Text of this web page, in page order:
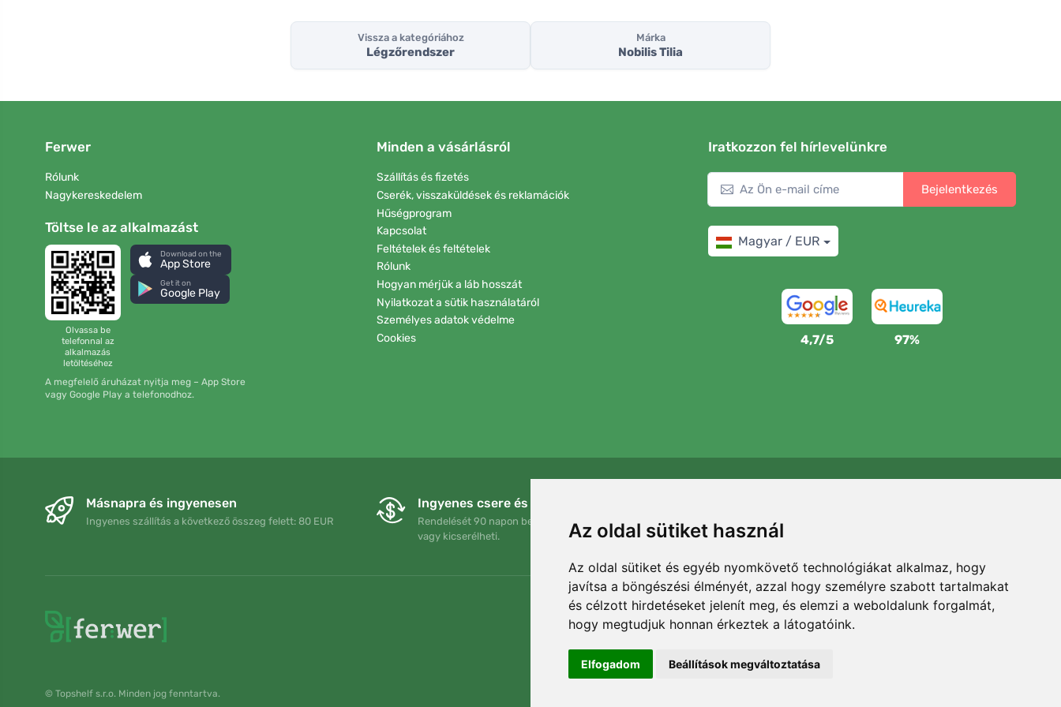
Az oldal sütiket használ
Az oldal sütiket és egyéb nyomkövető technológiákat alkalmaz, hogy
javítsa a böngészési élményét, azzal hogy személyre szabott tartalmakat
és célzott hirdetéseket jelenít meg, és elemzi a weboldalunk forgalmát,
hogy megtudjuk honnan érkeztek a látogatóink.
Elfogadom Beállítások megváltoztatása
Vissza a kategóriához
Légzőrendszer
Márka
Nobilis Tilia
Ferwer
Rólunk
Nagykereskedelem
Töltse le az alkalmazást
Olvassa be
telefonnal az
alkalmazás
letöltéséhez
Download on the
App Store
Get it on
Google Play
A megfelelő áruházat nyitja meg – App Store
vagy Google Play a telefonodhoz.
Minden a vásárlásról
Szállítás és fizetés
Cserék, visszaküldések és reklamációk
Hűségprogram
Kapcsolat
Feltételek és feltételek
Rólunk
Hogyan mérjük a láb hosszát
Nyilatkozat a sütik használatáról
Személyes adatok védelme
Cookies
Iratkozzon fel hírlevelünkre
Bejelentkezés
Magyar / EUR
4,7/5 97%
Másnapra és ingyenesen
Ingyenes szállítás a következő összeg felett: 80 EUR
Ingyenes csere és visszaküldés
Rendelését 90 napon belül bármikor visszaküldheti
vagy kicserélheti.
Minden megrendelésért ültetünk egy fát! Bővebben
Rólunk.
© Topshelf s.r.o. Minden jog fenntartva.